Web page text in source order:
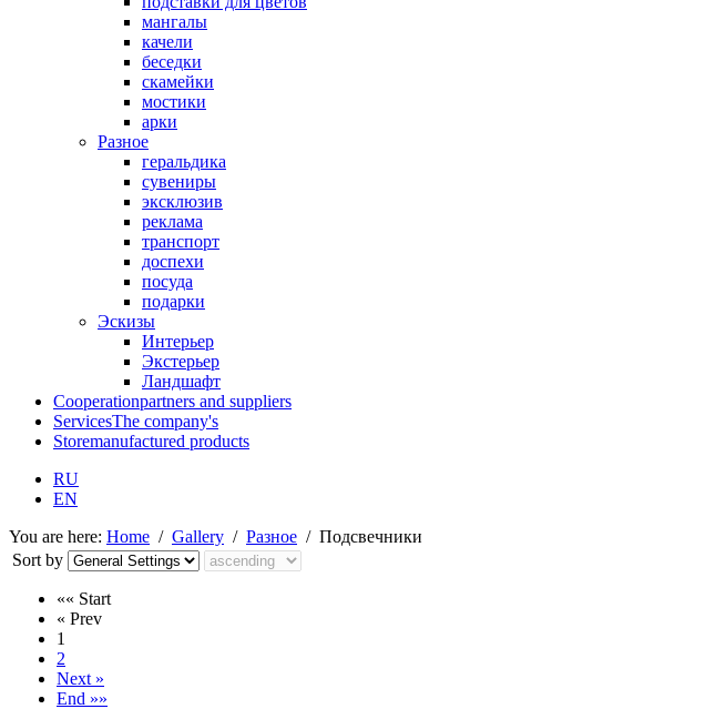
мангалы
качели
беседки
скамейки
мостики
арки
Разное
геральдика
сувениры
эксклюзив
реклама
транспорт
доспехи
посуда
подарки
Эскизы
Интерьер
Экстерьер
Ландшафт
Cooperationpartners and suppliers
ServicesThe company's
Storemanufactured products
RU
EN
You are here: Home / Gallery / Разное / Подсвечники
Sort by
«« Start
« Prev
1
2
Next »
End »»